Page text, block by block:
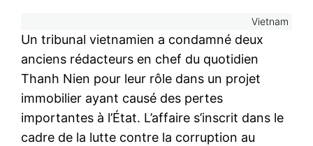
Vietnam
Un tribunal vietnamien a condamné deux
anciens rédacteurs en chef du quotidien
Thanh Nien pour leur rôle dans un projet
immobilier ayant causé des pertes
importantes à l’État. L’affaire s’inscrit dans le
cadre de la lutte contre la corruption au